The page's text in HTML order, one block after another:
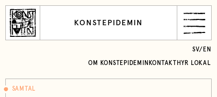
KONSTEPIDEMIN
OM KONSTEPIDEMIN KONTAKT HYR LOKAL
SV/ EN
SAMTAL